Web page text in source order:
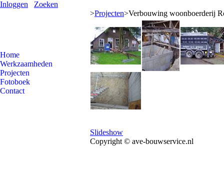
Inloggen Zoeken
Home
Werkzaamheden
Projecten
Fotoboek
Contact
>Projecten>Verbouwing woonboerderij
Slideshow
Copyright © ave-bouwservice.nl